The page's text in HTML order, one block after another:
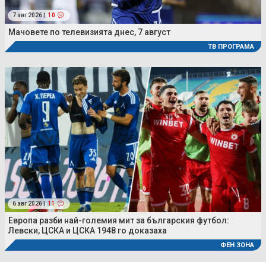
7 авг 2026 | 10
Мачовете по телевизията днес, 7 август
ТВ ПРОГРАМА
6 авг 2026 | 11
Европа разби най-големия мит за българския футбол:
Левски, ЦСКА и ЦСКА 1948 го доказаха
ФЕН ЗОНА